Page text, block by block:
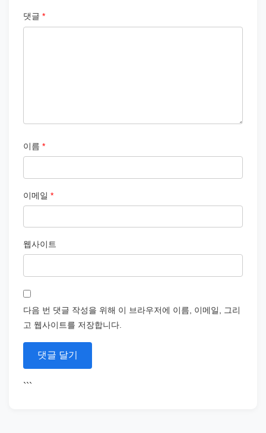
댓글 *
이름 *
이메일 *
웹사이트
다음 번 댓글 작성을 위해 이 브라우저에 이름, 이메일, 그리
고 웹사이트를 저장합니다.
```